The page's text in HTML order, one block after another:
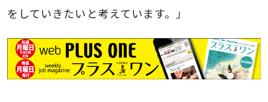
をしていきたいと考えています。」